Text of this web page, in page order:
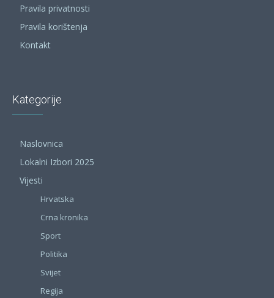
Pravila privatnosti
Pravila korištenja
Kontakt
Kategorije
Naslovnica
Lokalni Izbori 2025
Vijesti
Hrvatska
Crna kronika
Sport
Politika
Svijet
Regija